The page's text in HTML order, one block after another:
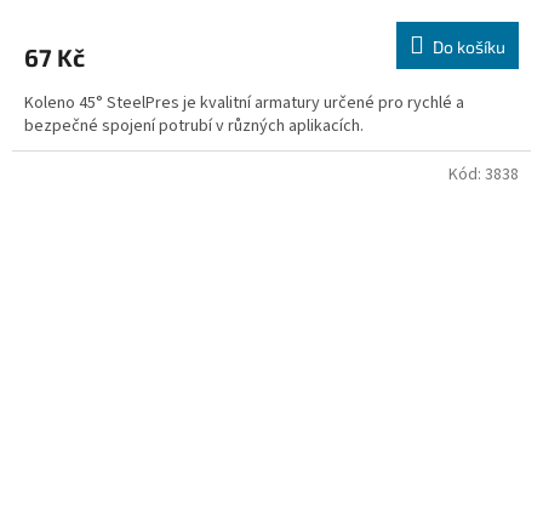
67 Kč Do košíku
Koleno 45° SteelPres je kvalitní armatury určené pro rychlé a
bezpečné spojení potrubí v různých aplikacích.
Kód: 3838